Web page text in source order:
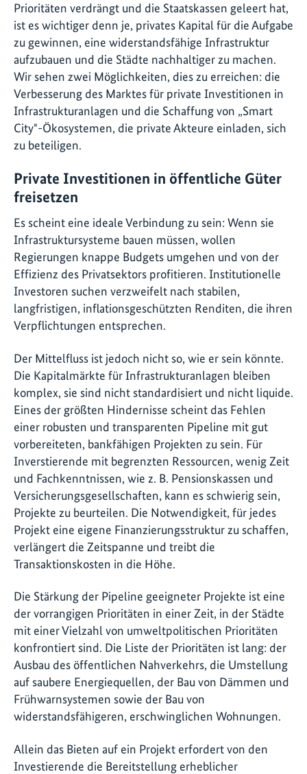
Prioritäten verdrängt und die Staatskassen geleert hat,
ist es wichtiger denn je, privates Kapital für die Aufgabe
zu gewinnen, eine widerstandsfähige Infrastruktur
aufzubauen und die Städte nachhaltiger zu machen.
Wir sehen zwei Möglichkeiten, dies zu erreichen: die
Verbesserung des Marktes für private Investitionen in
Infrastrukturanlagen und die Schaffung von „Smart
City"-Ökosystemen, die private Akteure einladen, sich
zu beteiligen.
Private Investitionen in öffentliche Güter
freisetzen
Es scheint eine ideale Verbindung zu sein: Wenn sie
Infrastruktursysteme bauen müssen, wollen
Regierungen knappe Budgets umgehen und von der
Effizienz des Privatsektors profitieren. Institutionelle
Investoren suchen verzweifelt nach stabilen,
langfristigen, inflationsgeschützten Renditen, die ihren
Verpflichtungen entsprechen.
Der Mittelfluss ist jedoch nicht so, wie er sein könnte.
Die Kapitalmärkte für Infrastrukturanlagen bleiben
komplex, sie sind nicht standardisiert und nicht liquide.
Eines der größten Hindernisse scheint das Fehlen
einer robusten und transparenten Pipeline mit gut
vorbereiteten, bankfähigen Projekten zu sein. Für
Inverstierende mit begrenzten Ressourcen, wenig Zeit
und Fachkenntnissen, wie z. B. Pensionskassen und
Versicherungsgesellschaften, kann es schwierig sein,
Projekte zu beurteilen. Die Notwendigkeit, für jedes
Projekt eine eigene Finanzierungsstruktur zu schaffen,
verlängert die Zeitspanne und treibt die
Transaktionskosten in die Höhe.
Die Stärkung der Pipeline geeigneter Projekte ist eine
der vorrangigen Prioritäten in einer Zeit, in der Städte
mit einer Vielzahl von umweltpolitischen Prioritäten
konfrontiert sind. Die Liste der Prioritäten ist lang: der
Ausbau des öffentlichen Nahverkehrs, die Umstellung
auf saubere Energiequellen, der Bau von Dämmen und
Frühwarnsystemen sowie der Bau von
widerstandsfähigeren, erschwinglichen Wohnungen.
Allein das Bieten auf ein Projekt erfordert von den
Investierende die Bereitstellung erheblicher